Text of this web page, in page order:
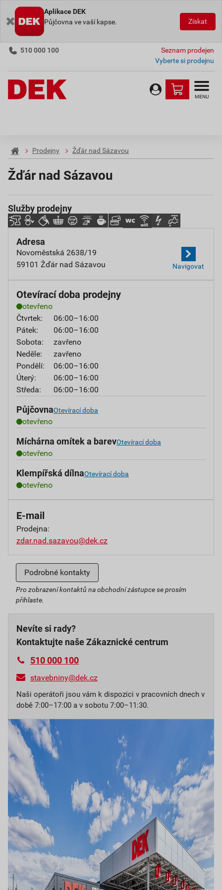
Aplikace DEK
Půjčovna ve vaší kapse.
Získat
510 000 100
Seznam prodejen
Vyberte si prodejnu
MENU
Prodejny Žďár nad Sázavou
Žďár nad Sázavou
Služby prodejny
Adresa
Novoměstská 2638/19
59101 Žďár nad Sázavou
Navigovat
Otevírací doba prodejny
otevřeno
Čtvrtek:
06:00–16:00
Pátek:
06:00–16:00
Sobota:
zavřeno
Neděle:
zavřeno
Pondělí:
06:00–16:00
Úterý:
06:00–16:00
Středa:
06:00–16:00
PůjčovnaOtevírací doba
otevřeno
Míchárna omítek a barevOtevírací doba
otevřeno
Klempířská dílnaOtevírací doba
otevřeno
E-mail
Prodejna:
zdar.nad.sazavou@dek.cz
Podrobné kontakty
Pro zobrazení kontaktů na obchodní zástupce se prosím
přihlaste.
Nevíte si rady?
Kontaktujte naše Zákaznické centrum
510 000 100
stavebniny@dek.cz
Naši operátoři jsou vám k dispozici v pracovních dnech v
době 7:00–17:00 a v sobotu 7:00–11:30.